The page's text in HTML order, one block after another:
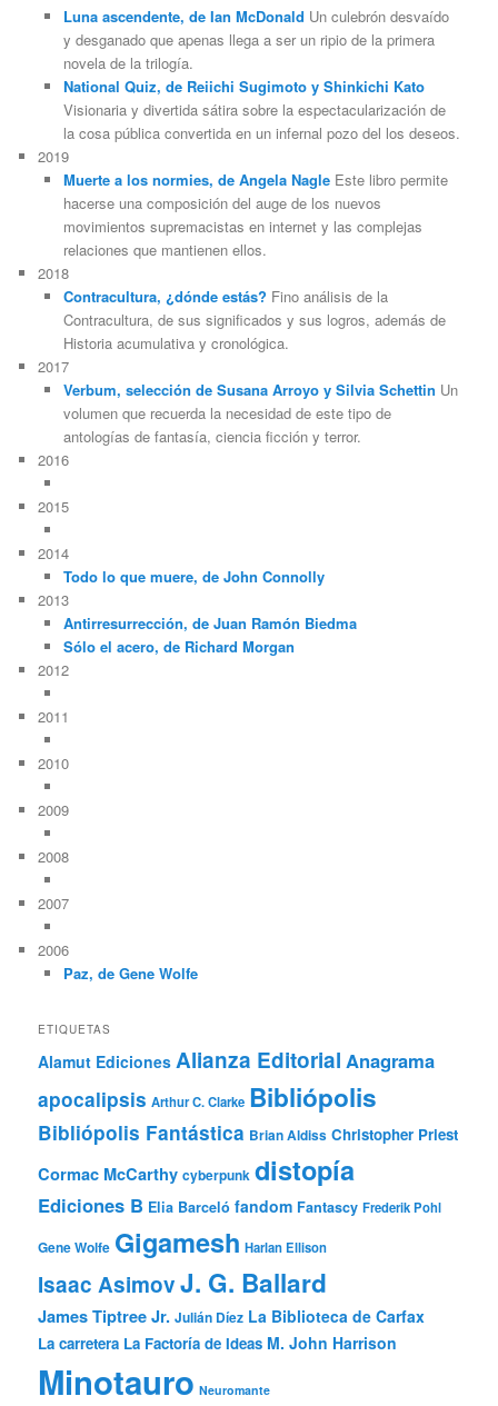
Luna ascendente, de Ian McDonald Un culebrón desvaído
y desganado que apenas llega a ser un ripio de la primera
novela de la trilogía.
National Quiz, de Reiichi Sugimoto y Shinkichi Kato
Visionaria y divertida sátira sobre la espectacularización de
la cosa pública convertida en un infernal pozo del los deseos.
2019
Muerte a los normies, de Angela NagleEste libro permite
hacerse una composición del auge de los nuevos
movimientos supremacistas en internet y las complejas
relaciones que mantienen ellos.
2018
Contracultura, ¿dónde estás? Fino análisis de la
Contracultura, de sus significados y sus logros, además de
Historia acumulativa y cronológica.
2017
Verbum, selección de Susana Arroyo y Silvia Schettin Un
volumen que recuerda la necesidad de este tipo de
antologías de fantasía, ciencia ficción y terror.
2016
2015
2014
Todo lo que muere, de John Connolly
2013
Antirresurrección, de Juan Ramón Biedma
Sólo el acero, de Richard Morgan
2012
2011
2010
2009
2008
2007
2006
Paz, de Gene Wolfe
ETIQUETAS
Alamut Ediciones Alianza Editorial Anagrama
apocalipsis Arthur C. Clarke Bibliópolis
Bibliópolis Fantástica Brian Aldiss Christopher Priest
Cormac McCarthy cyberpunk distopía
Ediciones B Elia Barceló fandom Fantascy Frederik Pohl
Gene Wolfe Gigamesh Harlan Ellison
Isaac AsimovJ. G. Ballard
James Tiptree Jr. Julián Díez La Biblioteca de Carfax
La carretera La Factoría de Ideas M. John Harrison
Minotauro Neuromante